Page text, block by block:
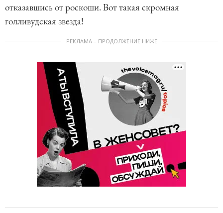
отказавшись от роскоши. Вот такая скромная
голливудская звезда!
РЕКЛАМА – ПРОДОЛЖЕНИЕ НИЖЕ